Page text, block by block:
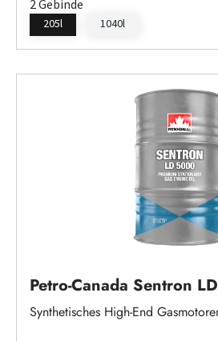
2 Gebinde
205l 1040l
Petro-Canada Sentron
Synthetisches High-End